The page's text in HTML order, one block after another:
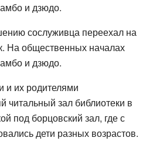
и дзюдо.
сослуживца переехал на
На общественных началах
и дзюдо.
и их родителями
читальный зал библиотеки в
под борцовский зал, где с
дети разных возрастов.